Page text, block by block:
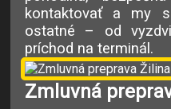
kontaktovať a my
ostatné – od
príchod na terminál.
Zmluvná